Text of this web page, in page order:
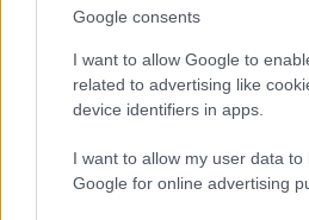
Google consents
I want to allow Google to
related to advertising like
device identifiers in apps.
I want to allow my user data to
Google for online advertising